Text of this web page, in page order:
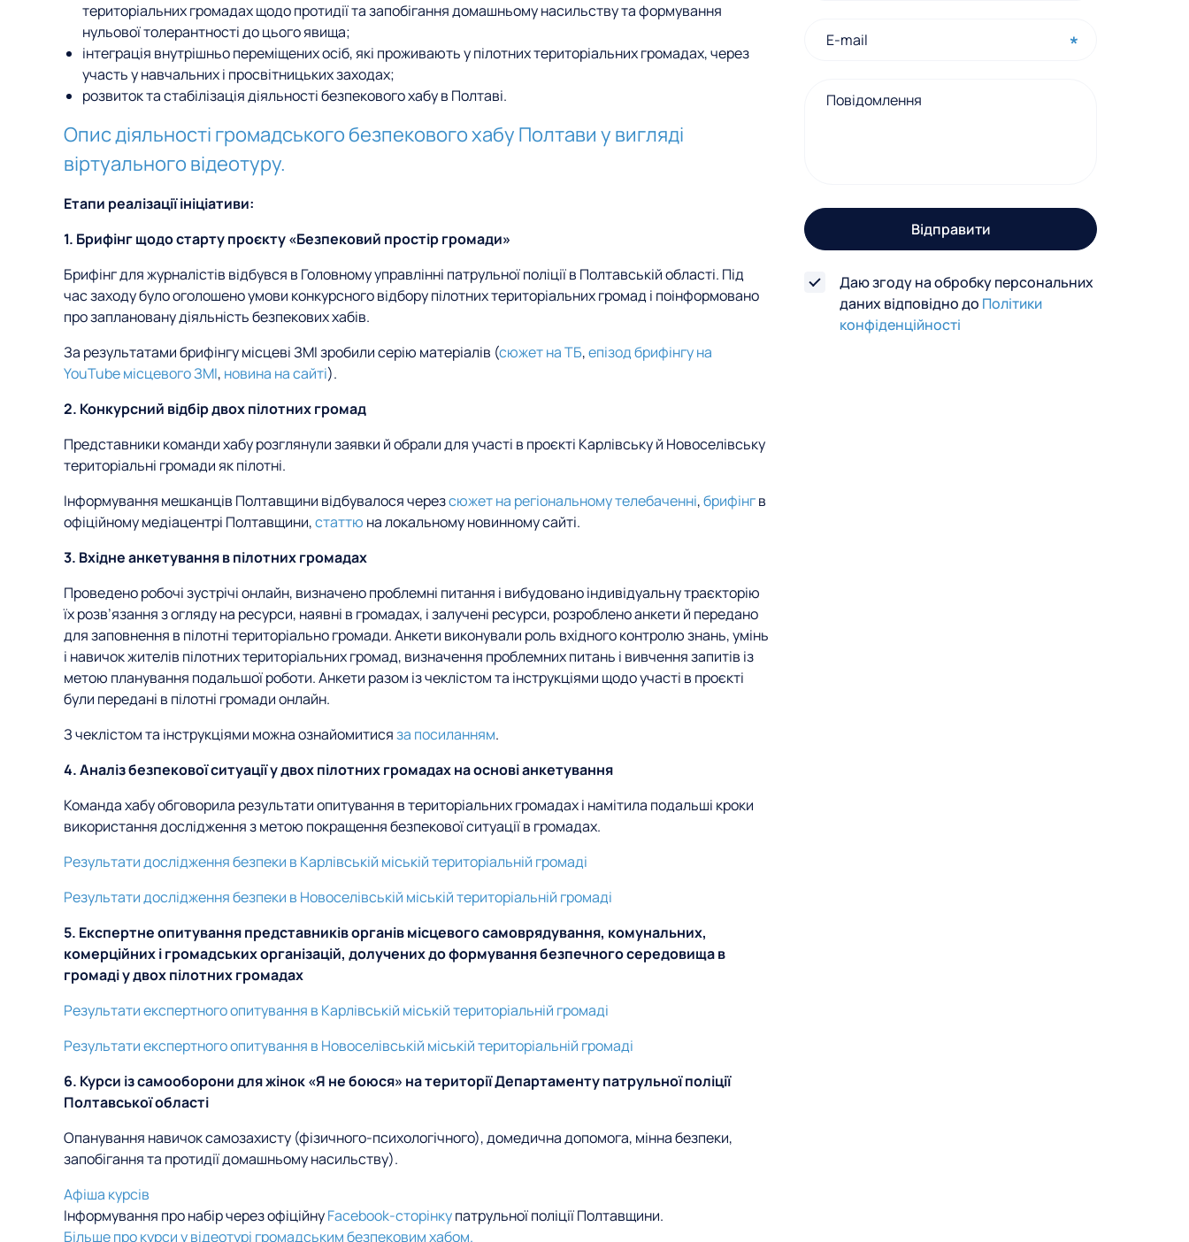
територіальних громадах щодо протидії та запобігання домашньому насильству та формування
нульової толерантності до цього явища;
інтеграція внутрішньо переміщених осіб, які проживають у пілотних територіальних громадах, через
участь у навчальних і просвітницьких заходах;
розвиток та стабілізація діяльності безпекового хабу в Полтаві.
Опис діяльності громадського безпекового хабу Полтави у вигляді
віртуального відеотуру.
Етапи реалізації ініціативи:
1. Брифінг щодо старту проєкту «Безпековий простір громади»
Брифінг для журналістів відбувся в Головному управлінні патрульної поліції в Полтавській області. Під
час заходу було оголошено умови конкурсного відбору пілотних територіальних громад і поінформовано
про заплановану діяльність безпекових хабів.
За результатами брифінгу місцеві ЗМІ зробили серію матеріалів (сюжет на ТБ,епізод брифінгу на
YouTube місцевого ЗМІ, новина на сайті).
2. Конкурсний відбір двох пілотних громад
Представники команди хабу розглянули заявки й обрали для участі в проєкті Карлівську й Новоселівську
територіальні громади як пілотні.
Інформування мешканців Полтавщини відбувалося черезсюжет на регіональному телебаченні,брифінгв
офіційному медіацентрі Полтавщини,статтю на локальному новинному сайті.
3. Вхідне анкетування в пілотних громадах
Проведено робочі зустрічі онлайн, визначено проблемні питання і вибудовано індивідуальну траєкторію
їх розв’язання з огляду на ресурси, наявні в громадах, і залучені ресурси, розроблено анкети й передано
для заповнення в пілотні територіально громади. Анкети виконували роль вхідного контролю знань, умінь
і навичок жителів пілотних територіальних громад, визначення проблемних питань і вивчення запитів із
метою планування подальшої роботи. Анкети разом із чеклістом та інструкціями щодо участі в проєкті
були передані в пілотні громади онлайн.
З чеклістом та інструкціями можна ознайомитисяза посиланням.
4. Аналіз безпекової ситуації у двох пілотних громадах на основі анкетування
Команда хабу обговорила результати опитування в територіальних громадах і намітила подальші кроки
використання дослідження з метою покращення безпекової ситуації в громадах.
Результати дослідження безпеки в Карлівській міській територіальній громаді
Результати дослідження безпеки в Новоселівській міській територіальній громаді
5. Експертне опитування представників органів місцевого самоврядування, комунальних,
комерційних і громадських організацій, долучених до формування безпечного середовища в
громаді у двох пілотних громадах
Результати експертного опитування в Карлівській міській територіальній громаді
Результати експертного опитування в Новоселівській міській територіальній громаді
6. Курси із самооборони для жінок «Я не боюся» на території Департаменту патрульної поліції
Полтавської області
Опанування навичок самозахисту (фізичного-психологічного), домедична допомога, мінна безпеки,
запобігання та протидії домашньому насильству).
Афіша курсів
Інформування про набір через офіційнуFacebook-сторінкупатрульної поліції Полтавщини.
Більше про курси у відеотурі громадським безпековим хабом.
з
в
Відправити
Даю згоду на обробку персональних
даних відповідно до Політики
конфіденційності